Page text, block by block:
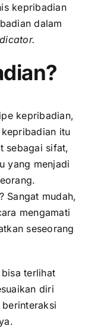
kepribadian
dalam
kepribadian,
itu
sebagai sifat,
yang menjadi
Sangat mudah,
mengamati
seseorang
terlihat
diri